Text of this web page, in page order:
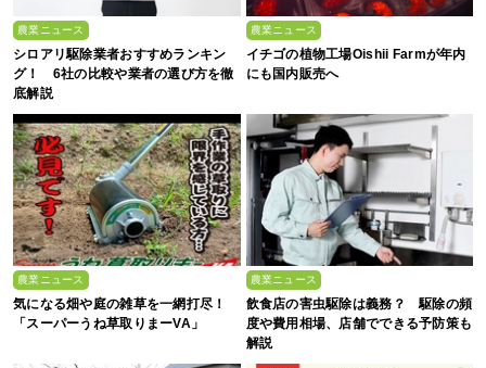
農業ニュース
シロアリ駆除業者おすすめランキン
グ！ 6社の比較や業者の選び方を徹
底解説
農業ニュース
イチゴの植物工場Oishii Farmが年内
にも国内販売へ
農業ニュース
気になる畑や庭の雑草を一網打尽！
「スーパーうね草取りまーVA」
農業ニュース
飲食店の害虫駆除は義務？ 駆除の頻
度や費用相場、店舗でできる予防策も
解説